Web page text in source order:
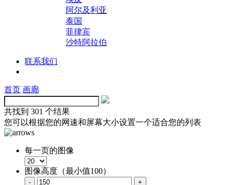
阿尔及利亚
泰国
菲律宾
沙特阿拉伯
联系我们
首页 画廊
共找到 301 个结果
您可以根据您的网速和屏幕大小设置一个适合您的列表
每一页的图像
图像高度（最小值100）